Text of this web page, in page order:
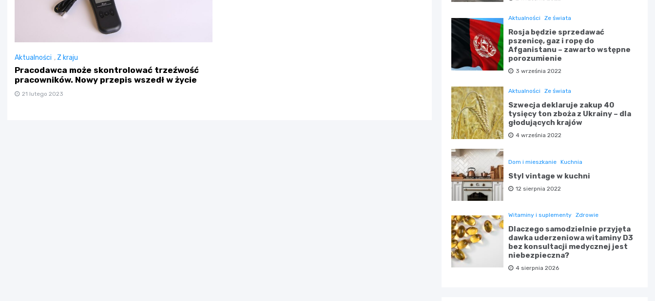
Aktualności , Z kraju
Pracodawca może skontrolować trzeźwość
pracowników. Nowy przepis wszedł w życie
21 lutego 2023
Aktualności Ze świata
Rosja będzie sprzedawać
pszenicę, gaz i ropę do
Afganistanu – zawarto wstępne
porozumienie
3 września 2022
Aktualności Ze świata
Szwecja deklaruje zakup 40
tysięcy ton zboża z Ukrainy – dla
głodujących krajów
4 września 2022
Dom i mieszkanie Kuchnia
Styl vintage w kuchni
12 sierpnia 2022
Witaminy i suplementy Zdrowie
Dlaczego samodzielnie przyjęta
dawka uderzeniowa witaminy D3
bez konsultacji medycznej jest
niebezpieczna?
4 sierpnia 2026